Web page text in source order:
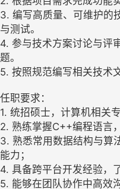
3. 编写高质量、可维护的
与测试。
4. 参与技术方案讨论与评
题。
5. 按照规范编写相关技术
任职要求：
1. 统招硕士，计算机相关专
2. 熟练掌握C++编程语言
3. 熟悉常用数据结构与算
能力；
4. 具备跨平台开发经验，
5. 能够在团队协作中高效